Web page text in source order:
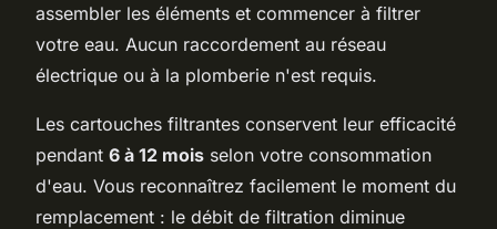
assembler les éléments et commencer à filtrer
votre eau. Aucun raccordement au réseau
électrique ou à la plomberie n'est requis.
Les cartouches filtrantes conservent leur efficacité
pendant 6 à 12 mois selon votre consommation
d'eau. Vous reconnaîtrez facilement le moment du
remplacement : le débit de filtration diminue